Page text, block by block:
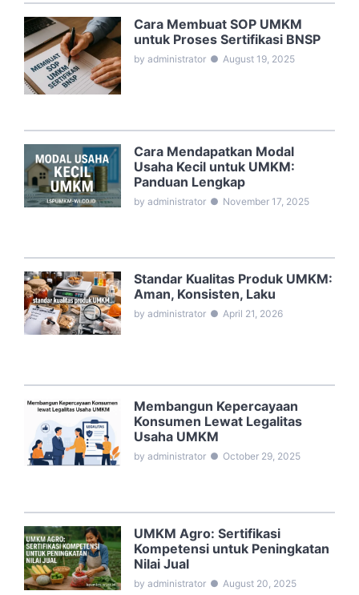
Cara Membuat SOP UMKM
untuk Proses Sertifikasi BNSP
by administrator ● August 19, 2025
Cara Mendapatkan Modal
Usaha Kecil untuk UMKM:
Panduan Lengkap
by administrator ● November 17, 2025
Standar Kualitas Produk UMKM:
Aman, Konsisten, Laku
by administrator ● April 21, 2026
Membangun Kepercayaan
Konsumen Lewat Legalitas
Usaha UMKM
by administrator ● October 29, 2025
UMKM Agro: Sertifikasi
Kompetensi untuk Peningkatan
Nilai Jual
by administrator ● August 20, 2025